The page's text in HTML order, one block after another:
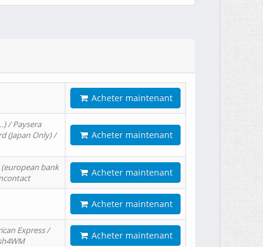
Acheter maintenant
/ Paysera
(Japan Only) /
Acheter maintenant
bank
Acheter maintenant
Acheter maintenant
Express /
Acheter maintenant